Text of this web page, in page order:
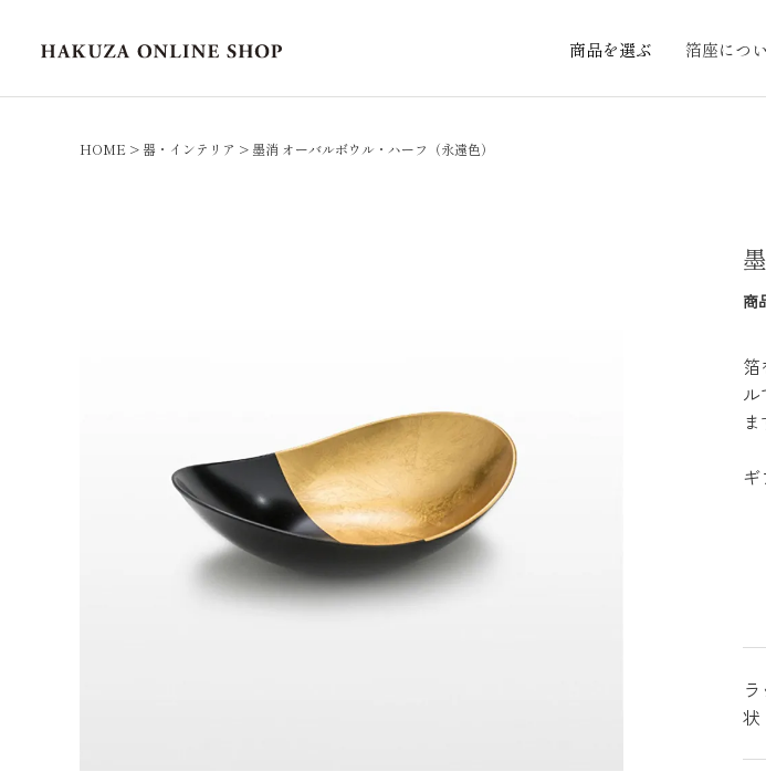
商品を選ぶ 箔座につ
HOME 器・インテリア 墨消 オーバルボウル・ハーフ（永遠色）
商
状